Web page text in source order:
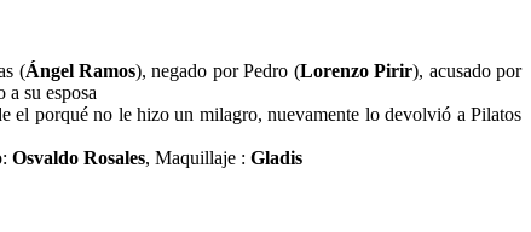
(Ángel Ramos), negado por Pedro (Lorenzo Pirir), acusado por
a su esposa
el porqué no le hizo un milagro, nuevamente lo devolvió a Pilatos
Osvaldo Rosales, Maquillaje : Gladis